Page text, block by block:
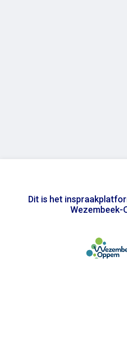
Dit is het
Wezembeek-